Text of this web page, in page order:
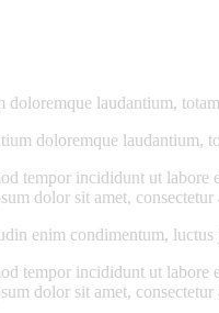
laudantium,
doloremque
tempor incididunt ut
dolor sit amet,
enim condimentum,
tempor incididunt ut
dolor sit amet,